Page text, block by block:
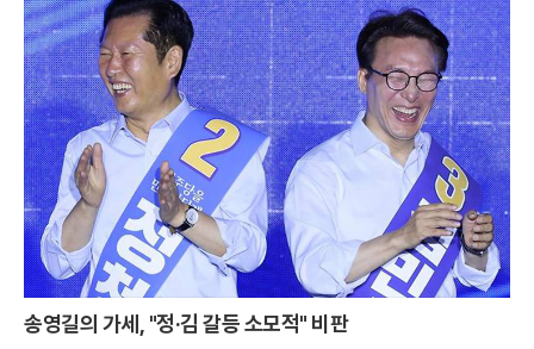
송영길의 가세, "정·김 갈등 소모적" 비판